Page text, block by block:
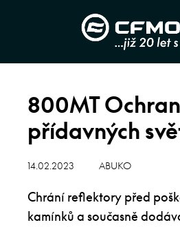
800MT
přídavných
14.02.2023 ABUKO
Chrání reflektory před
kamínků a současně